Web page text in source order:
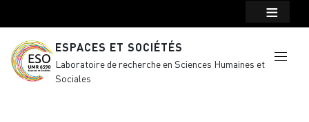
ESPACES ET SOCIÉTÉS
Laboratoire de recherche en Sciences Humaines et
Sociales